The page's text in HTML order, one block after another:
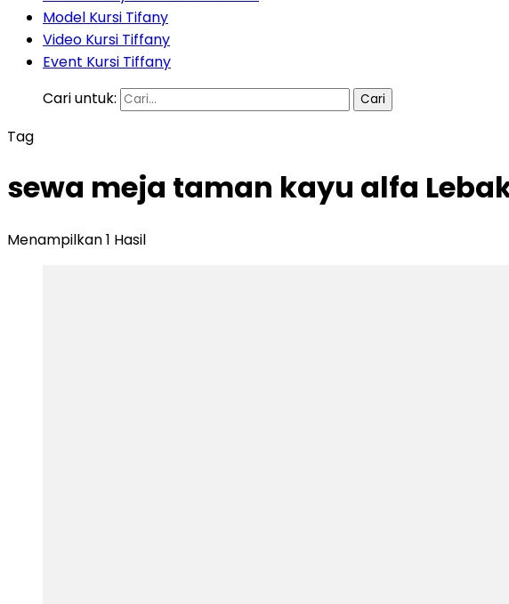
Model Kursi Tifany
Video Kursi Tiffany
Event Kursi Tiffany
Cari untuk:
Tag
sewa meja taman kayu alfa
Menampilkan 1 Hasil